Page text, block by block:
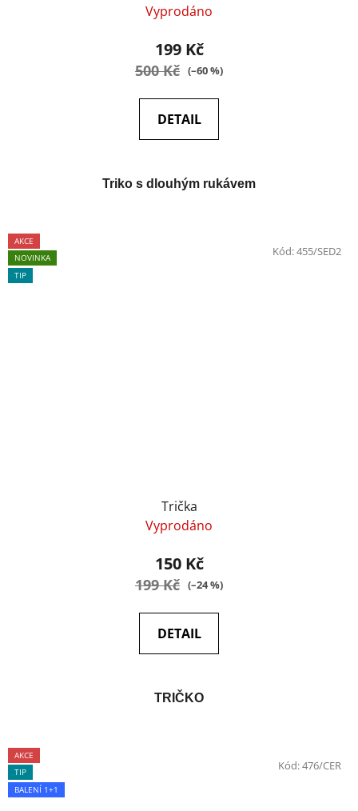
Vyprodáno
199 Kč
500 Kč (–60 %)
DETAIL
Triko s dlouhým rukávem
AKCE
NOVINKA
TIP
Trička
Vyprodáno
150 Kč
199 Kč (–24 %)
DETAIL
TRIČKO
Kód:455/SED2
AKCE
TIP
BALENÍ 1+1
Kód:476/CER